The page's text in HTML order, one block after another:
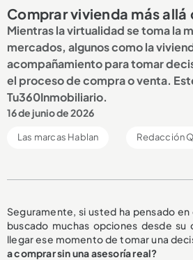
Comprar vivienda más allá
Mientras la virtualidad se toma la
mercados, algunos como la
acompañamiento para tomar
el proceso de compra o venta.
Tu360Inmobiliario.
16 de junio de 2026
Las marcas Hablan Redacción
Seguramente, si usted ha pensado
buscado muchas opciones desde su
llegar ese momento de tomar una
a comprar sin una asesoría real?